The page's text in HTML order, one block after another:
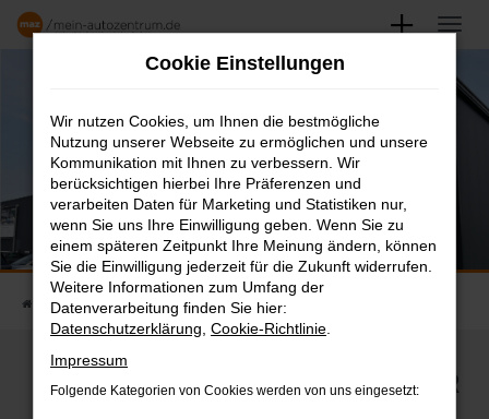
Zum
AUTOHAUS KÖNECKE M&M GMBH
Startseite Standorte M&M Automobile Celle
M&M AUTOMOBILE CELLE – IHR
Cookie Einstellungen
Wir nutzen Cookies, um Ihnen die bestmögliche
Nutzung unserer Webseite zu ermöglichen und unsere
Kommunikation mit Ihnen zu verbessern. Wir
berücksichtigen hierbei Ihre Präferenzen und
verarbeiten Daten für Marketing und Statistiken nur,
wenn Sie uns Ihre Einwilligung geben. Wenn Sie zu
einem späteren Zeitpunkt Ihre Meinung ändern, können
Sie die Einwilligung jederzeit für die Zukunft widerrufen.
Weitere Informationen zum Umfang der
Datenverarbeitung finden Sie hier:
Datenschutzerklärung Cookie-Richtlinie
Impressum
Folgende Kategorien von Cookies werden von uns eingesetzt: